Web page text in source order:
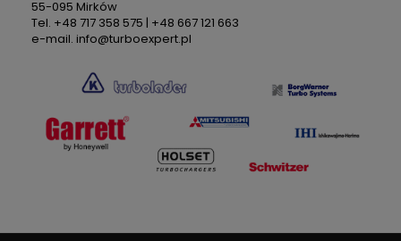
55-095 Mirków
Tel. +48 717 358 575 | +48 667 121 663
e-mail. info@turboexpert.pl